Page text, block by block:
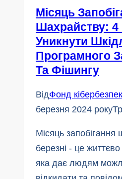
від
Місяць
Шахрайству:
Уникнути
Програмного
Та Фішингу
ВідФонд
березня 2024 року
Місяць
березні - це
яка дає людям